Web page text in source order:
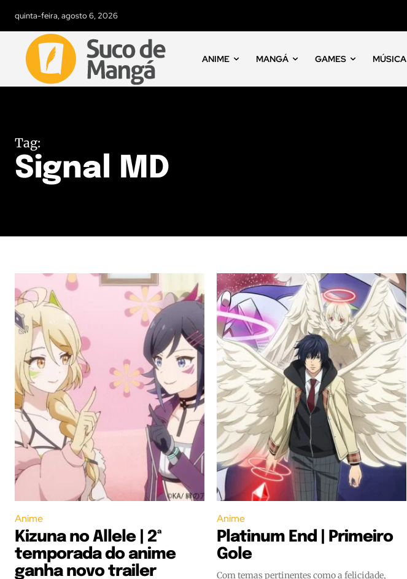
quinta-feira, agosto 6, 2026
ANIME MANGÁ GAMES MÚSICA
Tag:
Signal MD
Anime
Kizuna no Allele | 2ª
temporada do anime
ganha novo trailer
Anime
Platinum End | Primeiro
Gole
Com temas pertinentes como a felicidade,